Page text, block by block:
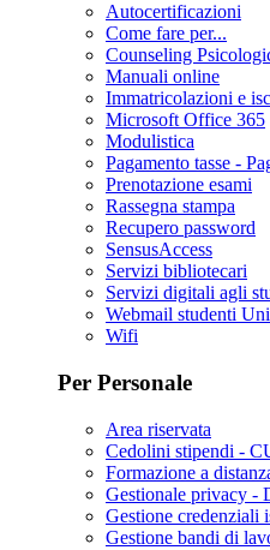
Autocertificazioni
Come fare per...
Counseling
Manuali online
Immatricolazioni e
Microsoft Office 365
Modulistica
Pagamento tasse -
Prenotazione esami
Rassegna stampa
Recupero password
SensusAccess
Servizi bibliotecari
Servizi digitali agli
Webmail studenti
Wifi
Per Personale
Area riservata
Cedolini stipendi -
Formazione a
Gestionale privacy -
Gestione credenziali
Gestione bandi di